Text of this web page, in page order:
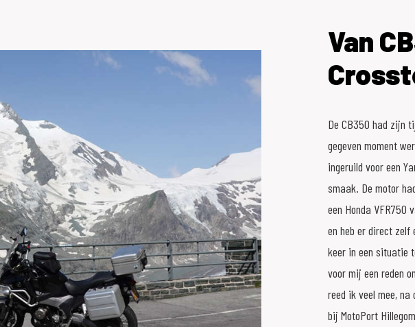
Van
De CB350 had zijn
gegeven moment
ingeruild voor een
smaak. De motor
een Honda VFR750
en heb er direct zelf
keer in een situatie
voor mij een reden
reed ik veel mee,
bij MotoPort